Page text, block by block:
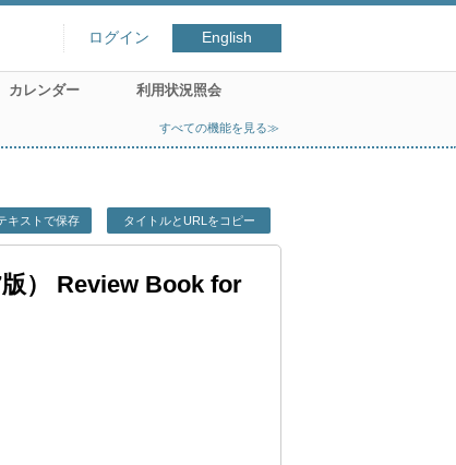
ログイン English
カレンダー 利用状況照会
すべての機能を見る≫
キストで保存 タイトルとURLをコピー
） Review Book for